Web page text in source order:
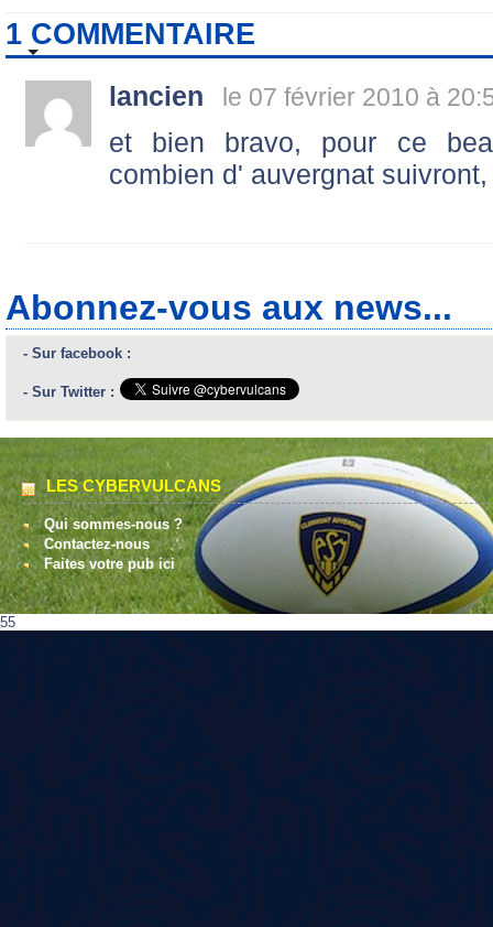
1 COMMENTAIRE
lancien le 07 février 2010 à
et bien bravo, pour ce
combien d' auvergnat
Abonnez-vous aux news...
- Sur facebook :
- Sur Twitter :
LES CYBERVULCANS
Qui sommes-nous ?
Contactez-nous
Faites votre pub ici
55